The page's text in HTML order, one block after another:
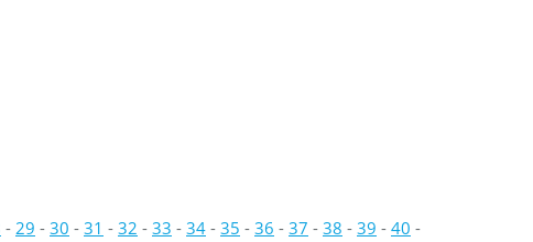
- 29 - 30 - 31 - 32 - 33 - 34 - 35 - 36 - 37 - 38 - 39 - 40 -